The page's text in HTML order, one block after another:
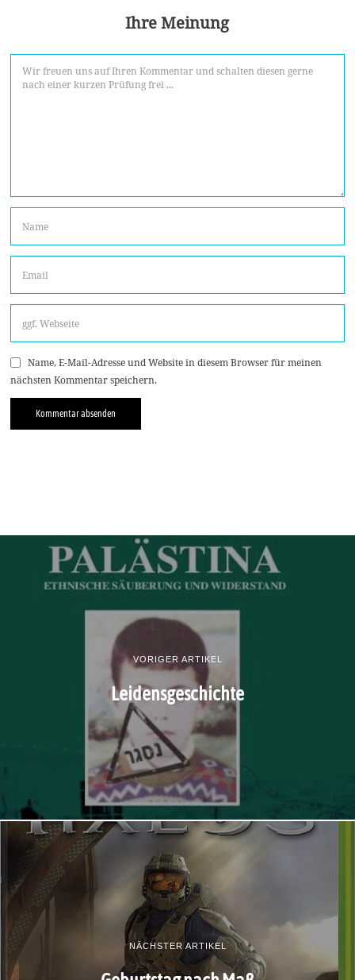
Ihre Meinung
Name, E-Mail-Adresse und Website in diesem Browser für meinen
nächsten Kommentar speichern.
VORIGER ARTIKEL
Leidensgeschichte
NÄCHSTER ARTIKEL